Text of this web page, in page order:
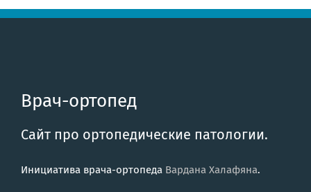
Врач-ортопед
Сайт про ортопедические патологии.
Инициатива врача-ортопеда Вардана Халафяна.